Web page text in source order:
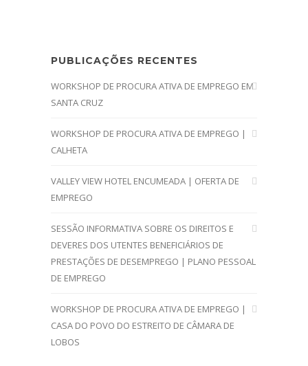
PUBLICAÇÕES RECENTES
WORKSHOP DE PROCURA ATIVA DE EMPREGO EM
SANTA CRUZ
WORKSHOP DE PROCURA ATIVA DE EMPREGO |
CALHETA
VALLEY VIEW HOTEL ENCUMEADA | OFERTA DE
EMPREGO
SESSÃO INFORMATIVA SOBRE OS DIREITOS E
DEVERES DOS UTENTES BENEFICIÁRIOS DE
PRESTAÇÕES DE DESEMPREGO | PLANO PESSOAL
DE EMPREGO
WORKSHOP DE PROCURA ATIVA DE EMPREGO |
CASA DO POVO DO ESTREITO DE CÂMARA DE
LOBOS